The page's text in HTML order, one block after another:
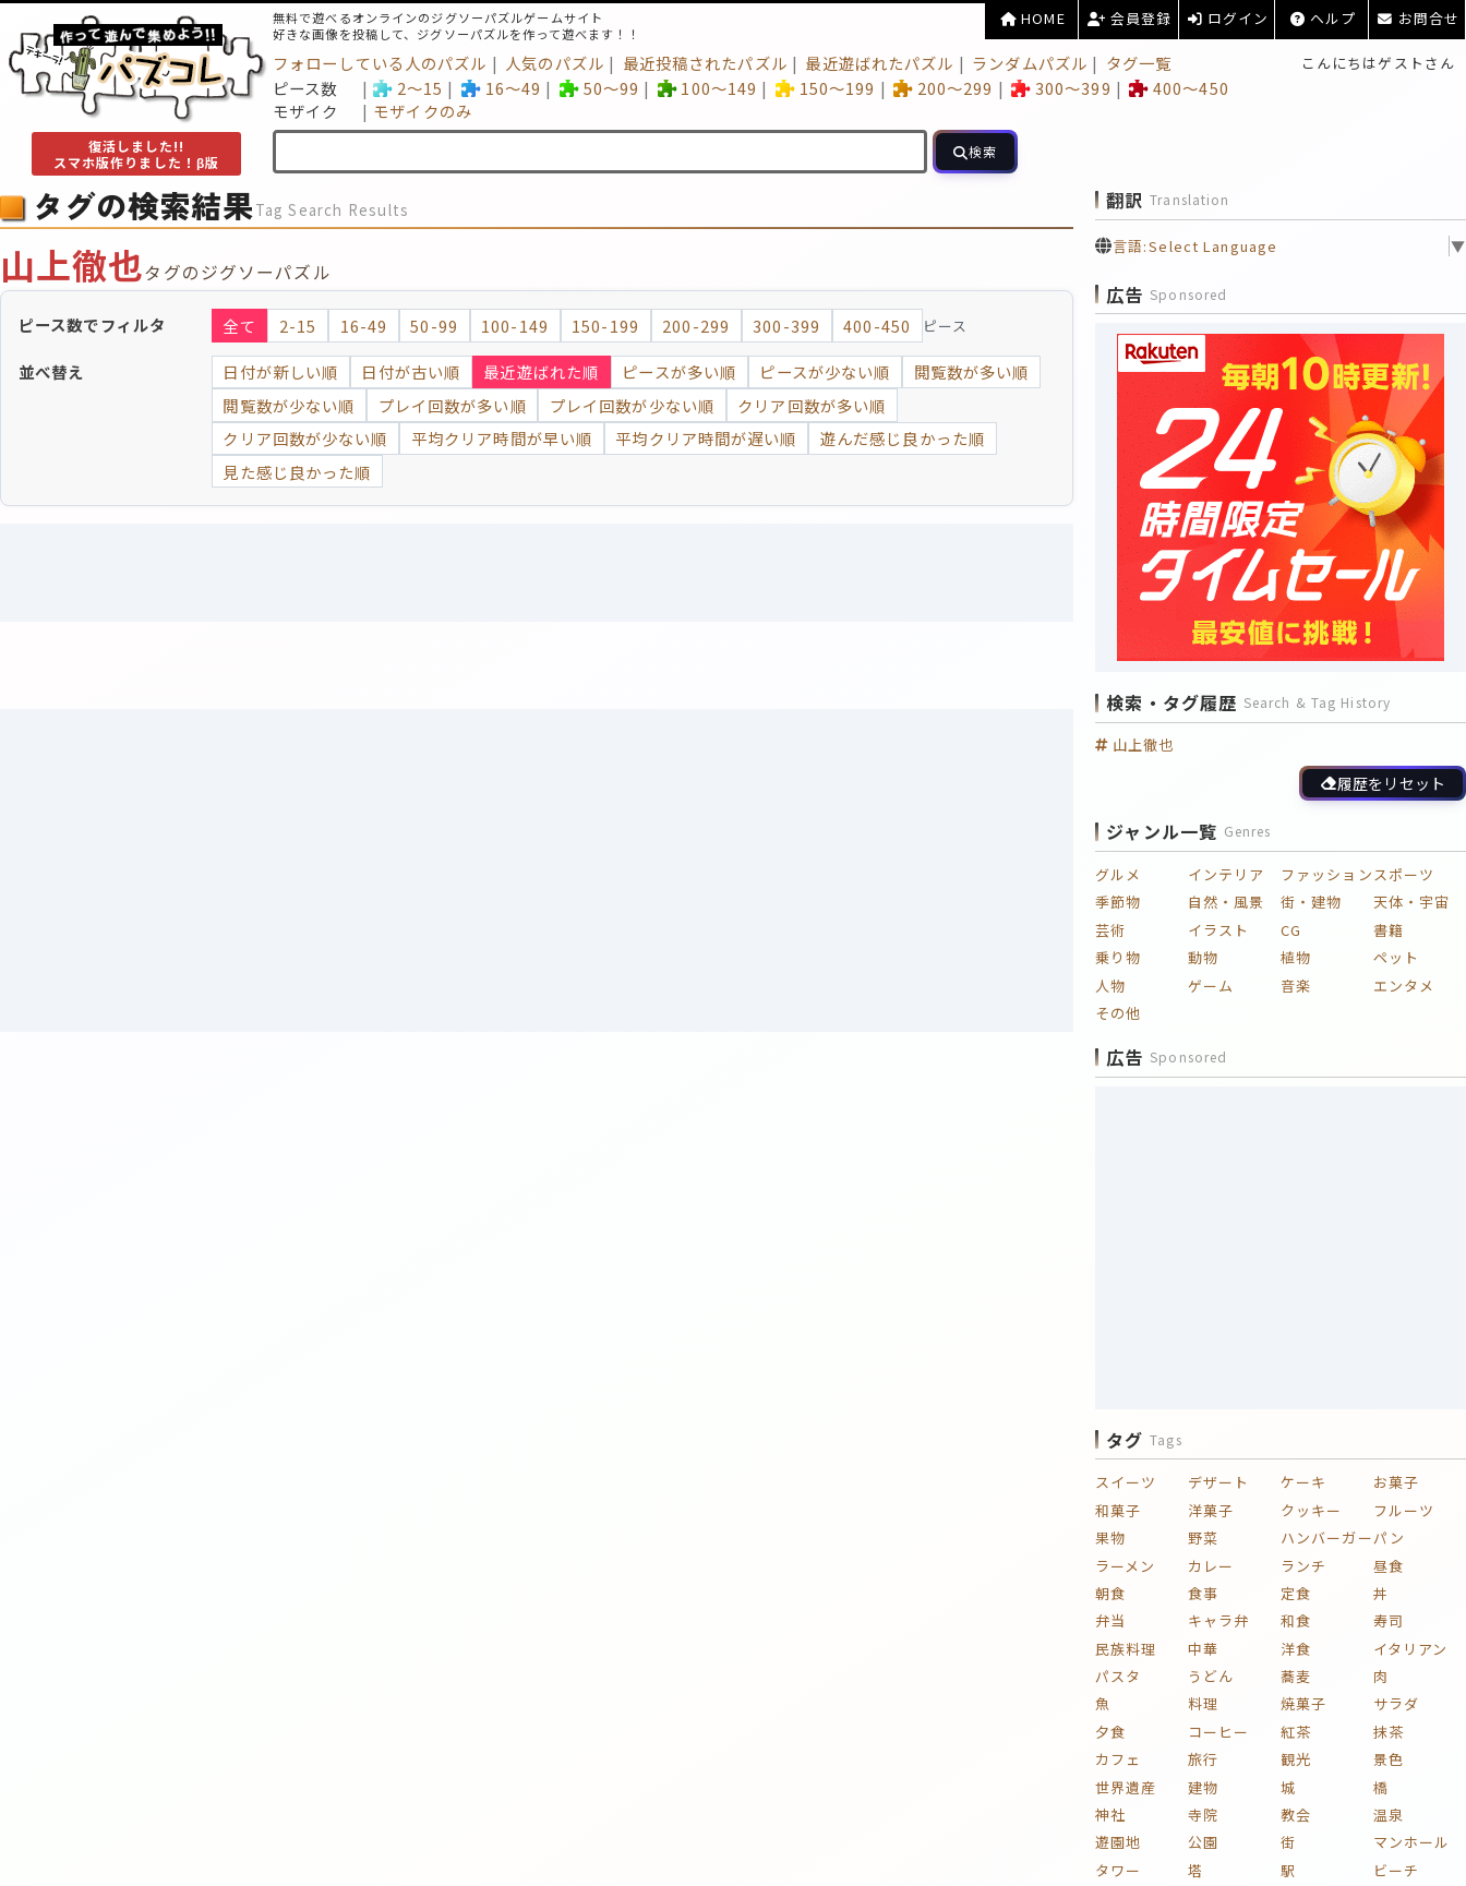
復活しました!!
スマホ版作りました！β版
検索
無料で遊べるオンラインのジグソーパズルゲームサイト
好きな画像を投稿して、ジグソーパズルを作って遊べます！！
HOME 会員登録 ログイン ヘルプ お問合せ
こんにちはゲストさん
フォローしている人のパズル 人気のパズル 最近投稿されたパズル 最近遊ばれたパズル ランダムパズル
タグ一覧
ピース数
2～15 16～49 50～99 100～149 150～199 200～299 300～399
400～450
モザイク
モザイクのみ
タグの検索結果Tag Search Results
山上徹也タグのジグソーパズル
ピース数でフィルタ 全て 2-15 16-49 50-99 100-149 150-199 200-299 300-399 400-450 ピース
並べ替え 日付が新しい順 日付が古い順 最近遊ばれた順 ピースが多い順 ピースが少ない順
閲覧数が多い順
閲覧数が少ない順
プレイ回数が多い順 プレイ回数が少ない順
クリア回数が多い順
クリア回数が少ない順
平均クリア時間が早い順 平均クリア時間が遅い順
遊んだ感じ良かった順
見た感じ良かった順
翻訳 Translation
言語:Select Language ▼
広告 Sponsored
検索・タグ履歴 Search & Tag History
山上徹也
履歴をリセット
ジャンル一覧 Genres
グルメ インテリア ファッションスポーツ
季節物
自然・風景 街・建物
天体・宇宙
芸術
イラスト CG
書籍
乗り物
動物 植物
ペット
人物
ゲーム 音楽
エンタメ
その他
広告 Sponsored
タグ Tags
スイーツ デザート ケーキ
お菓子
和菓子
洋菓子 クッキー
フルーツ
果物
野菜 ハンバーガーパン
ラーメン
カレー ランチ
昼食
朝食
食事 定食
丼
弁当
キャラ弁 和食
寿司
民族料理
中華 洋食
イタリアン
パスタ
うどん 蕎麦
肉
魚
料理 焼菓子
サラダ
夕食
コーヒー 紅茶
抹茶
カフェ
旅行 観光
景色
世界遺産
建物 城
橋
神社
寺院 教会
温泉
遊園地
公園 街
マンホール
タワー
塔 駅
ビーチ